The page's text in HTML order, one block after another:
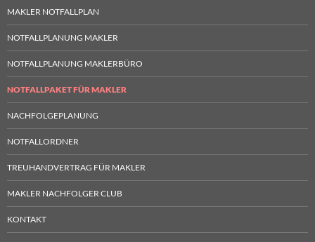
MAKLER NOTFALLPLAN
NOTFALLPLANUNG MAKLER
NOTFALLPLANUNG MAKLERBÜRO
NOTFALLPAKET FÜR MAKLER
NACHFOLGEPLANUNG
NOTFALLORDNER
TREUHANDVERTRAG FÜR MAKLER
MAKLER NACHFOLGER CLUB
KONTAKT